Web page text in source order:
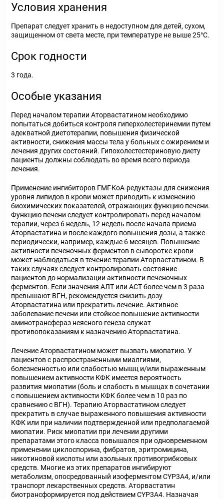
Условия хранения
Препарат следует хранить в недоступном для детей, сухом,
защищенном от света месте, при температуре не выше 25°С.
Срок годности
3 года.
Особые указания
Перед началом терапии Аторвастатином необходимо
попытаться добиться контроля гиперхолестеринемии путем
адекватной диетотерапии, повышения физической
активности, снижения массы тела у больных с ожирением и
лечения других состояний. Гипохолестестериновую диету
пациенты должны соблюдать во время всего периода
лечения.
Применение ингибиторов ГМГ-КоА-редуктазы для снижения
уровня липидов в крови может приводить к изменению
биохимических показателей, отражающих функцию печени.
Функцию печени следует контролировать перед началом
терапии, через 6 недель, 12 недель после начала приема
Аторвастатина и после каждого повышения дозы, а также
периодически, например, каждые 6 месяцев. Повышение
активности печеночных ферментов в сыворотке крови
может наблюдаться в течение терапии Аторвастатином. В
таких случаях следует контролировать состояние
пациентов до нормализации активности печеночных
ферментов. Если значения АЛТ или ACT более чем в 3 раза
превышают ВГН, рекомендуется снизить дозу
Аторвастатина или прекратить лечение. Активное
заболевание печени или стойкое повышение активности
аминотрансфераз неясного генеза служат
противопоказаниям к назначению Аторвастатина.
Лечение Аторвастатином может вызвать миопатию. У
пациентов с распространенными миалгиями,
болезненностью или слабостью мышц и/или выраженным
повышением активности КФК имеется вероятность
развития миопатии (боль и слабость в мышцах в сочетании
с повышением активности КФК более чем в 10 раз по
сравнению с ВГН). Терапию Аторвастатином следует
прекратить в случае выраженного повышения активности
КФК или при наличии подтвержденной или предполагаемой
миопатии. Риск миопатии при лечении другими
препаратами этого класса повышался при одновременном
применении циклоспорина, фибратов, эритромицина,
никотиновой кислоты или азольных противогрибковых
средств. Многие из этих препаратов ингибируют
метаболизм, опосредованный изоферментом CYP3A4, и/или
транспорт лекарственных средств. Аторвастатин
биотрансформируется под действием CYP3A4. Назначая